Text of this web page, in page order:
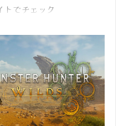
トでチェック